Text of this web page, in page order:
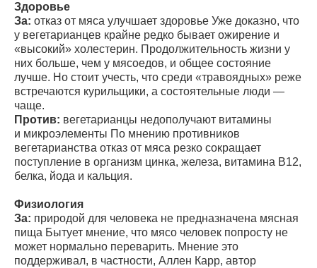
Здоровье
За: отказ от мяса улучшает здоровье Уже доказно, что
у вегетарианцев крайне редко бывает ожирение и
«высокий» холестерин. Продолжительность жизни у
них больше, чем у мясоедов, и общее состояние
лучше. Но стоит учесть, что среди «травоядных» реже
встречаются курильщики, а состоятельные люди —
чаще.
Против: вегетарианцы недополучают витамины
и микроэлементы По мнению противников
вегетарианства отказ от мяса резко сокращает
поступление в организм цинка, железа, витамина B12,
белка, йода и кальция.
Физиология
За: природой для человека не предназначена мясная
пища Бытует мнение, что мясо человек попросту не
может нормально переварить. Мнение это
поддерживал, в частности, Аллен Карр, автор